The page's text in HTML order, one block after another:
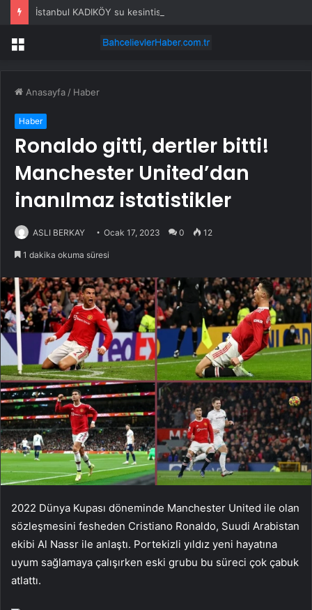
Menü
Anasayfa / Haber
Haber
Ronaldo gitti, dertler bitti!
Manchester United’dan
inanılmaz istatistikler
ASLI BERKAY Ocak 17, 2023 0 12
1 dakika okuma süresi
2022 Dünya Kupası döneminde Manchester United ile olan
sözleşmesini fesheden Cristiano Ronaldo, Suudi Arabistan
ekibi Al Nassr ile anlaştı. Portekizli yıldız yeni hayatına
uyum sağlamaya çalışırken eski grubu bu süreci çok çabuk
atlattı.